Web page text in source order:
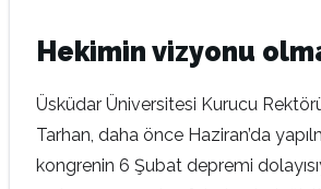
Hekimin vizyonu
Üsküdar Üniversitesi Kurucu
Tarhan, daha önce Haziran’da
kongrenin 6 Şubat depremi